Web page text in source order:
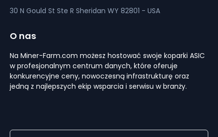
30 N Gould St Ste R Sheridan WY 82801 - USA
O nas
Na Miner-Farm.com możesz hostować swoje koparki ASIC
w profesjonalnym centrum danych, które oferuje
konkurencyjne ceny, nowoczesną infrastrukturę oraz
jedną z najlepszych ekip wsparcia i serwisu w branży.